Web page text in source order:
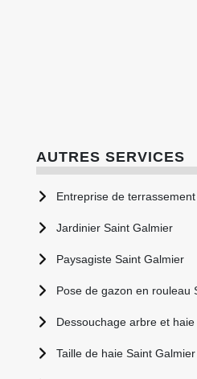
AUTRES SERVICES
Entreprise de
Jardinier Saint Galmier
Paysagiste Saint Galmier
Pose de gazon en rouleau
Dessouchage arbre et
Taille de haie Saint Galmier